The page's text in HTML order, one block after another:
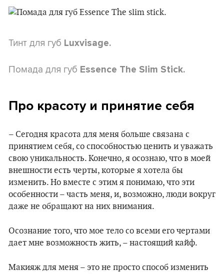
Тинт для губ Luxvisage.
Помада для губ Essence The Slim Stick.
Про красоту и принятие себя
– Сегодня красота для меня больше связана с
принятием себя, со способностью ценить и уважать
свою уникальность. Конечно, я осознаю, что в моей
внешности есть черты, которые я хотела бы
изменить. Но вместе с этим я понимаю, что эти
особенности – часть меня, и, возможно, люди вокруг
даже не обращают на них внимания.
Осознание того, что мое тело со всеми его чертами
дает мне возможность жить, – настоящий кайф.
Макияж для меня – это не просто способ изменить